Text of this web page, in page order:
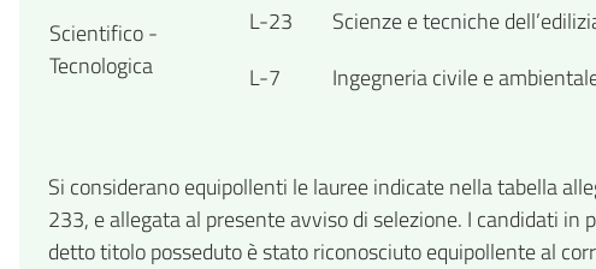
Scientifico -
Tecnologica
L-23
Scienze e tecniche
L-7
Ingegneria civile e
Si considerano equipollenti le lauree indicate nella tabella
233, e allegata al presente avviso di selezione. I candidati
detto titolo posseduto è stato riconosciuto equipollente al